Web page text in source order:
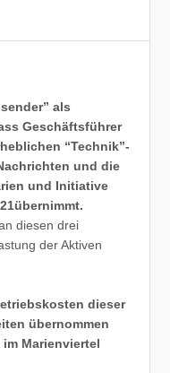
als
Geschäftsführer
“Technik”-
und die
und Initiative
diesen drei
der Aktiven
dieser
übernommen
Marienviertel